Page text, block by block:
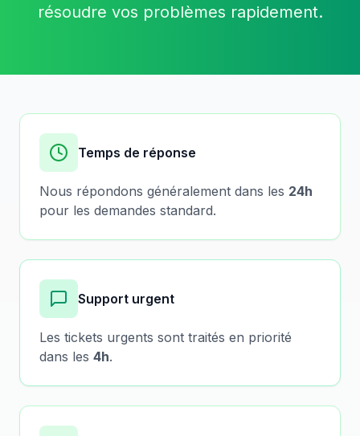
résoudre vos problèmes rapidement.
Temps de réponse
Nous répondons généralement dans les 24h
pour les demandes standard.
Support urgent
Les tickets urgents sont traités en priorité
dans les 4h.